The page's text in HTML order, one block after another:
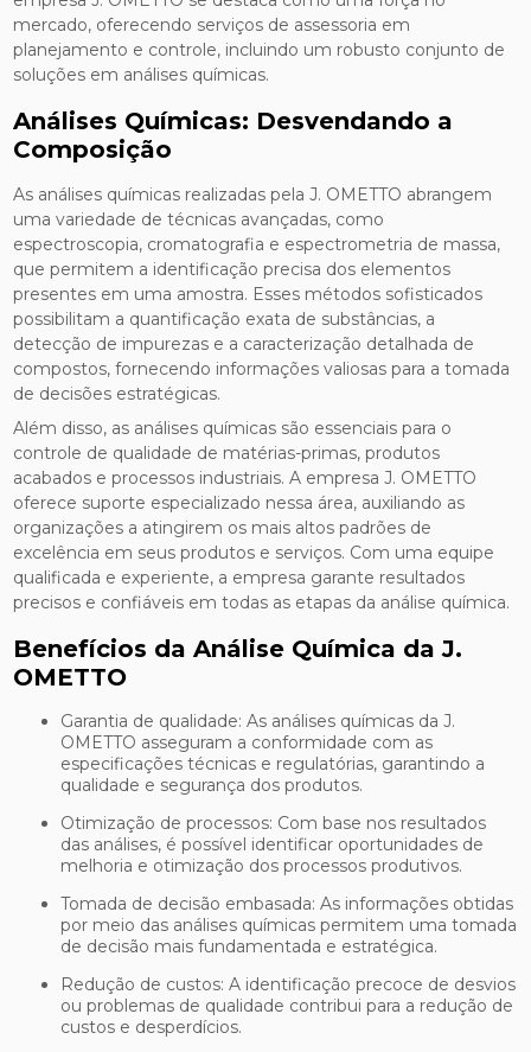
mercado, oferecendo serviços de assessoria em
planejamento e controle, incluindo um robusto conjunto de
soluções em análises químicas.
Análises Químicas: Desvendando a
Composição
As análises químicas realizadas pela J. OMETTO abrangem
uma variedade de técnicas avançadas, como
espectroscopia, cromatografia e espectrometria de massa,
que permitem a identificação precisa dos elementos
presentes em uma amostra. Esses métodos sofisticados
possibilitam a quantificação exata de substâncias, a
detecção de impurezas e a caracterização detalhada de
compostos, fornecendo informações valiosas para a tomada
de decisões estratégicas.
Além disso, as análises químicas são essenciais para o
controle de qualidade de matérias-primas, produtos
acabados e processos industriais. A empresa J. OMETTO
oferece suporte especializado nessa área, auxiliando as
organizações a atingirem os mais altos padrões de
excelência em seus produtos e serviços. Com uma equipe
qualificada e experiente, a empresa garante resultados
precisos e confiáveis em todas as etapas da análise química.
Benefícios da Análise Química da J.
OMETTO
Garantia de qualidade: As análises químicas da J.
OMETTO asseguram a conformidade com as
especificações técnicas e regulatórias, garantindo a
qualidade e segurança dos produtos.
Otimização de processos: Com base nos resultados
das análises, é possível identificar oportunidades de
melhoria e otimização dos processos produtivos.
Tomada de decisão embasada: As informações obtidas
por meio das análises químicas permitem uma tomada
de decisão mais fundamentada e estratégica.
Redução de custos: A identificação precoce de desvios
ou problemas de qualidade contribui para a redução de
custos e desperdícios.